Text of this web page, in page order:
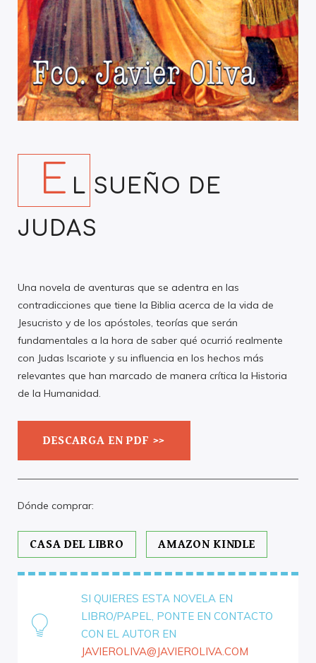
E L SUEÑO DE
JUDAS
Una novela de aventuras que se adentra en las
contradicciones que tiene la Biblia acerca de la vida de
Jesucristo y de los apóstoles, teorías que serán
fundamentales a la hora de saber qué ocurrió realmente
con Judas Iscariote y su influencia en los hechos más
relevantes que han marcado de manera crítica la Historia
de la Humanidad.
DESCARGA EN PDF >>
Dónde comprar:
CASA DEL LIBRO AMAZON KINDLE
SI QUIERES ESTA NOVELA EN
LIBRO/PAPEL, PONTE EN CONTACTO
CON EL AUTOR EN
JAVIEROLIVA@JAVIEROLIVA.COM